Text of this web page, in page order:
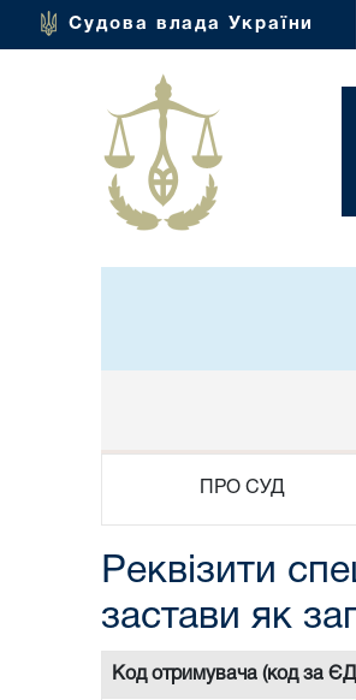
Судова влада України
ПРО СУД
Реквізити
застави як
Код отримувача (код за